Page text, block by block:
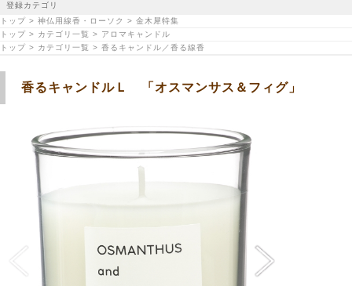
登録カテゴリ
トップ > 神仏用線香・ローソク > 金木犀特集
トップ > カテゴリ一覧 > アロマキャンドル
トップ > カテゴリ一覧 > 香るキャンドル／香る線香
香るキャンドルＬ 「オスマンサス＆フィグ」